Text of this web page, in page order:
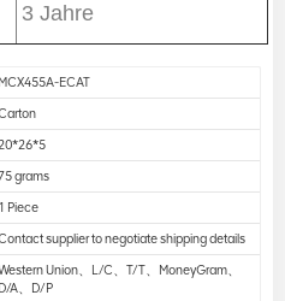
3 Jahre
MCX455A-ECAT
grams
1 Piece
supplier to negotiate shipping details
Union、L/C、T/T、MoneyGram、
D/A、D/P